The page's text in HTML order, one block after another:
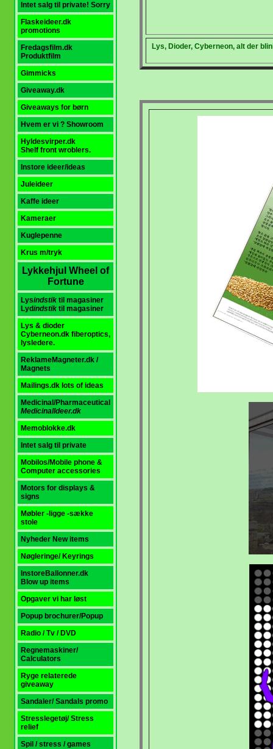
Intet salg til private! Sorry
Flaskeideer.dk
promotions
Fredagsfilm.dk
Produktfilm
Gimmicks
Giveaway.dk
Giveaways for børn
Hvem er vi ? Showroom
Hyldesvirper.dk
Shelf front wroblers.
Instore ideer/ideas
Juleideer
Kaffe ideer
Kameraer
Kuglepenne
Krus m/tryk
Lykkehjul Wheel of
Fortune
Lysindstik til magasiner
Lydindstik til magasiner
Lys & dioder
Cyberneon.dk fiberoptics,
lysledere.
ReklameMagneter.dk /
Magnets
Mailings.dk lots of ideas
Medicinal/Pharmaceutica
MedicinalIdeer.dk
Memoblokke.dk
Intet salg til private
Mobilos/Mobile phone &
Computer accessories
Motors for displays &
signs
Møbler -ligge -sække
stole
Nyheder New items
Nøgleringe/ Keyrings
InstoreBallonner.dk
Blow up items
Opgaver vi har løst
Popup brochurer/Popup
Radio / Tv / DVD
Regnemaskiner/
Calculators
Ryge relaterede
giveaway
Sandaler/ Sandals promo
Stresslegetøj/ Stress
relief
Spil / stress / games
Lys, Dioder, Cyberneon, alt der